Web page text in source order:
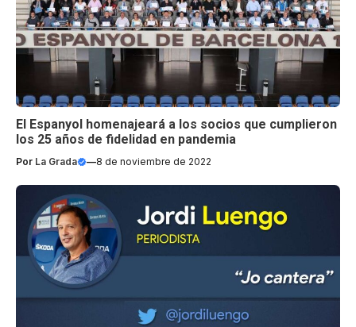
El Espanyol homenajeará a los socios que cumplieron
los 25 años de fidelidad en pandemia
Por La Grada —8 de noviembre de 2022